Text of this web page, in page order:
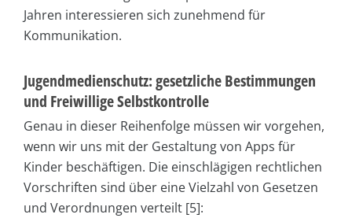
Jahren interessieren sich zunehmend für
Kommunikation.
Jugendmedienschutz: gesetzliche Bestimmungen
und Freiwillige Selbstkontrolle
Genau in dieser Reihenfolge müssen wir vorgehen,
wenn wir uns mit der Gestaltung von Apps für
Kinder beschäftigen. Die einschlägigen rechtlichen
Vorschriften sind über eine Vielzahl von Gesetzen
und Verordnungen verteilt [5]: